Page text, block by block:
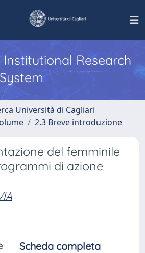
Institutional Research
Università di Cagliari
2.3 Breve introduzione
del femminile
di azione
Scheda completa